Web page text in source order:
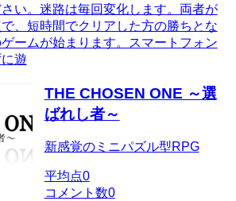
い。迷路は毎回変化します。両者が
、短時間でクリアした方の勝ちとな
ームが始まります。スマートフォン
遊
THE CHOSEN ONE ～選
ばれし者～
新感覚のミニパズル型RPG
平均点0
コメント数0